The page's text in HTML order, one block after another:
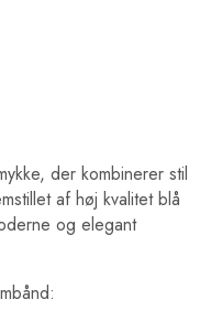
der kombinerer stil
af høj kvalitet blå
og elegant